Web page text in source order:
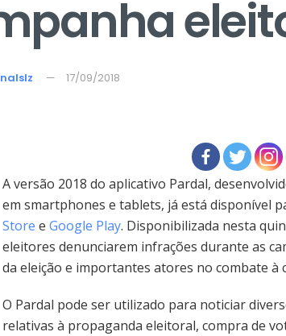
17/09/2018
A versão 2018 do aplicativo Pardal,
em smartphones e tablets, já está disponível
Store e Google Play. Disponibilizada nesta
eleitores denunciarem infrações durante as
da eleição e importantes atores no combate à
O Pardal pode ser utilizado para noticiar
relativas à propaganda eleitoral, compra de